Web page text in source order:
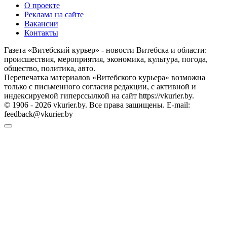
О проекте
Реклама на сайте
Вакансии
Контакты
Газета «Витебский курьер» - новости Витебска и области:
происшествия, мероприятия, экономика, культура, погода,
общество, политика, авто.
Перепечатка материалов «Витебского курьера» возможна
только с письменного согласия редакции, с активной и
индексируемой гиперссылкой на сайт https://vkurier.by.
© 1906 - 2026 vkurier.by. Все права защищены. E-mail:
feedback@vkurier.by